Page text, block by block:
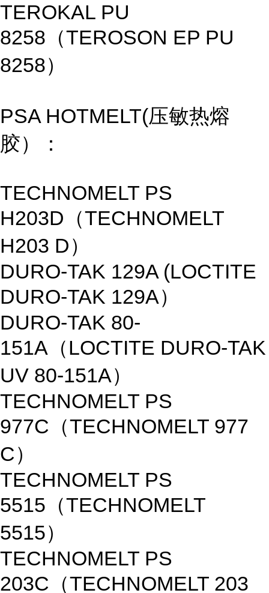
TEROKAL PU
8258（TEROSON EP PU
8258）
PSA HOTMELT(压敏热熔
胶）：
TECHNOMELT PS
H203D（TECHNOMELT
H203 D）
DURO-TAK 129A (LOCTITE
DURO-TAK 129A）
DURO-TAK 80-
151A（LOCTITE DURO-TAK
UV 80-151A）
TECHNOMELT PS
977C（TECHNOMELT 977
C）
TECHNOMELT PS
5515（TECHNOMELT
5515）
TECHNOMELT PS
203C（TECHNOMELT 203